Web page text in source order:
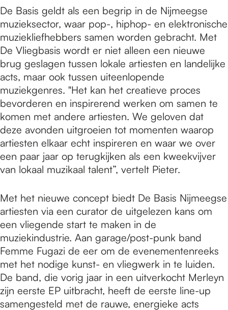
e
De Basis geldt als een begrip in de Nijmeegse
muzieksector, waar pop-, hiphop- en elektronische
muziekliefhebbers samen worden gebracht. Met
De Vliegbasis wordt er niet alleen een nieuwe
brug geslagen tussen lokale artiesten en landelijke
acts, maar ook tussen uiteenlopende
muziekgenres. "Het kan het creatieve proces
bevorderen en inspirerend werken om samen te
komen met andere artiesten. We geloven dat
deze avonden uitgroeien tot momenten waarop
artiesten elkaar echt inspireren en waar we over
een paar jaar op terugkijken als een kweekvijver
van lokaal muzikaal talent”, vertelt Pieter.
Met het nieuwe concept biedt De Basis Nijmeegse
artiesten via een curator de uitgelezen kans om
een vliegende start te maken in de
muziekindustrie. Aan garage/post-punk band
Femme Fugazi de eer om de evenementenreeks
met het nodige kunst- en vliegwerk in te luiden.
De band, die vorig jaar in een uitverkocht Merleyn
zijn eerste EP uitbracht, heeft de eerste line-up
samengesteld met de rauwe, energieke acts